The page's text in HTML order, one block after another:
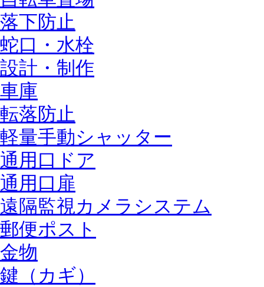
落下防止
蛇口・水栓
設計・制作
車庫
転落防止
軽量手動シャッター
通用口ドア
通用口扉
遠隔監視カメラシステム
郵便ポスト
金物
鍵（カギ）